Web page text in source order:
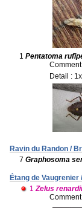
1 Pentatoma
Detail :
Ravin du Randon /
7 Graphosoma
Étang de
1 Zelus